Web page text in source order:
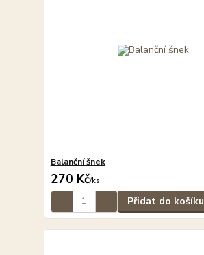
Balanční šnek
270 Kč/ks
Přidat do košíku